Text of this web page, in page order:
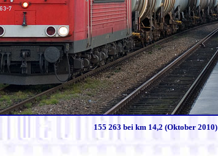
155 263 bei km 14,2 (Oktober 2010)